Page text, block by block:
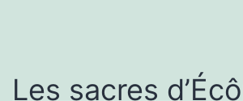
Les sacres